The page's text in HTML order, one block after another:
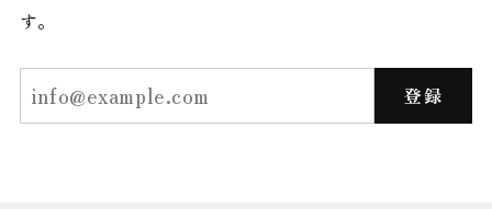
す。
登録